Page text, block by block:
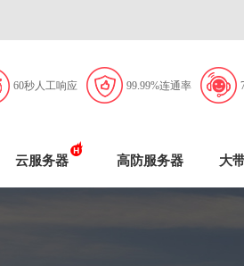
60秒人工响应 99.99%连通率
云服务器 高防服务器 大